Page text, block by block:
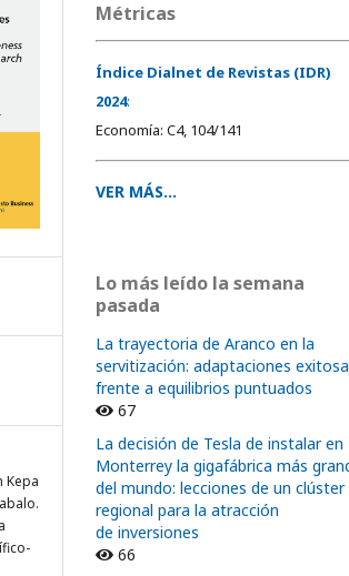
Kepa
Métricas
Índice Dialnet de Revistas (IDR)
2024:
Economía: C4, 104/141
VER MÁS...
Lo más leído la semana
pasada
La trayectoria de Aranco en la
servitización: adaptaciones
frente a equilibrios puntuados
67
La decisión de Tesla de instalar en
Monterrey la gigafábrica más
del mundo: lecciones de un clúster
regional para la atracción
de inversiones
66